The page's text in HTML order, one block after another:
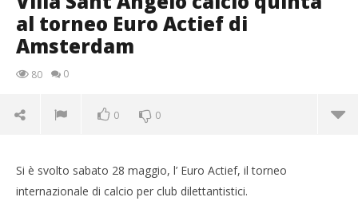
al torneo Euro Actief di
Amsterdam
80 0
0 0
Si è svolto sabato 28 maggio, l’ Euro Actief, il torneo
internazionale di calcio per club dilettantistici.